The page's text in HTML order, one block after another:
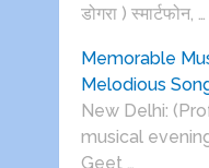
डोगरा ) स्मार्टफोन, …
Memorable
Melodious
New Delhi:
musical
Geet …